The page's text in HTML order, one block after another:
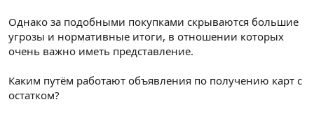
Однако за подобными покупками скрываются большие
угрозы и нормативные итоги, в отношении которых
очень важно иметь представление.
Каким путём работают объявления по получению карт с
остатком?